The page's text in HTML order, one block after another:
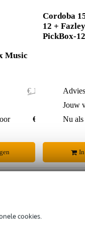
cookies.
Music
€ 105,80
€ 105,-
Cordoba
12 +
PickBox-12
Jouw
Nu